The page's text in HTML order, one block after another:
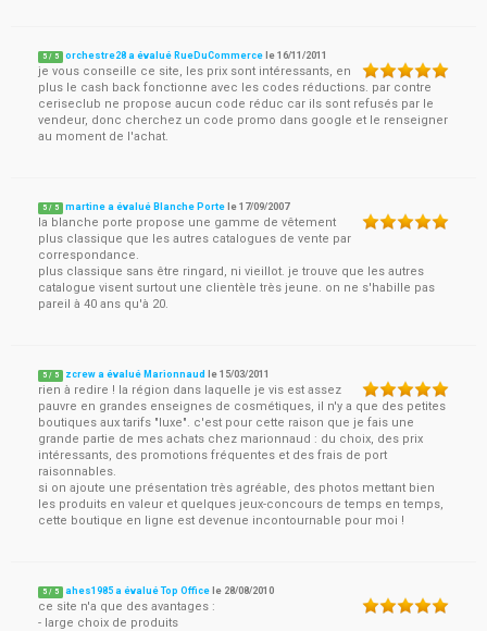
5 / 5 orchestre28 a évalué RueDuCommerce le16/11/2011
je vous conseille ce site, les prix sont intéressants, en
plus le cash back fonctionne avec les codes réductions. par contre
ceriseclub ne propose aucun code réduc car ils sont refusés par le
vendeur, donc cherchez un code promo dans google et le renseigner
au moment de l'achat.
5 / 5 martine a évalué Blanche Porte le17/09/2007
la blanche porte propose une gamme de vêtement
plus classique que les autres catalogues de vente par
correspondance.
plus classique sans être ringard, ni vieillot. je trouve que les autres
catalogue visent surtout une clientèle très jeune. on ne s'habille pas
pareil à 40 ans qu'à 20.
5 / 5 zcrew a évalué Marionnaud le15/03/2011
rien à redire ! la région dans laquelle je vis est assez
pauvre en grandes enseignes de cosmétiques, il n'y a que des petites
boutiques aux tarifs "luxe". c'est pour cette raison que je fais une
grande partie de mes achats chez marionnaud : du choix, des prix
intéressants, des promotions fréquentes et des frais de port
raisonnables.
si on ajoute une présentation très agréable, des photos mettant bien
les produits en valeur et quelques jeux-concours de temps en temps,
cette boutique en ligne est devenue incontournable pour moi !
5 / 5 ahes1985 a évalué Top Office le 28/08/2010
ce site n'a que des avantages :
- large choix de produits